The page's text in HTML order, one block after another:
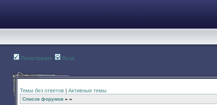
Регистрация Вход
Темы без ответов | Активные темы
Список форумов » »